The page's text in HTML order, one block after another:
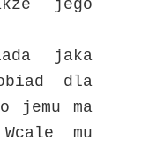
jego
jaka
dla
jemu ma
mu